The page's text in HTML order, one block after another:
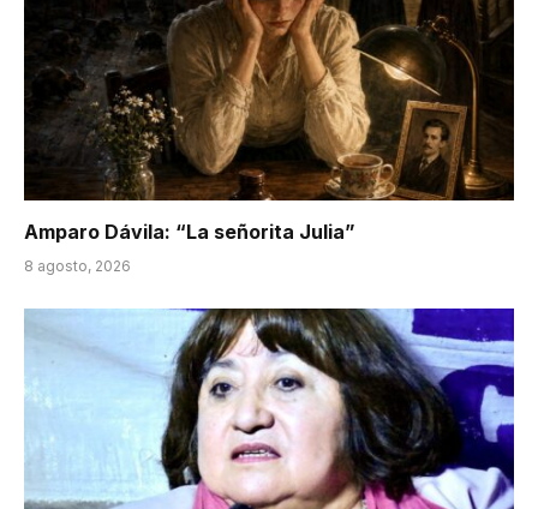
Amparo Dávila: “La señorita Julia”
8 agosto, 2026